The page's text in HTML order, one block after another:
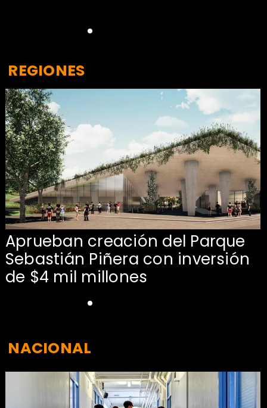
Aprueban creación del Parque
Sebastián Piñera con inversión
de $4 mil millones
REGIONES
NACIONAL